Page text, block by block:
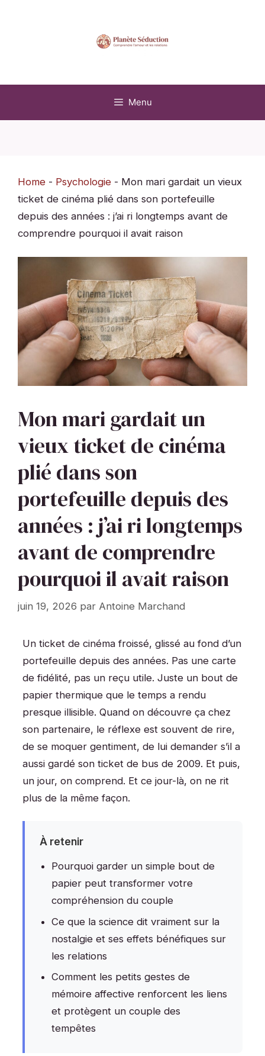
Menu
Home - Psychologie - Mon mari gardait un vieux
ticket de cinéma plié dans son portefeuille
depuis des années : j’ai ri longtemps avant de
comprendre pourquoi il avait raison
Mon mari gardait un
vieux ticket de cinéma
plié dans son
portefeuille depuis des
années : j’ai ri longtemps
avant de comprendre
pourquoi il avait raison
juin 19, 2026 par Antoine Marchand
Un ticket de cinéma froissé, glissé au fond d’un
portefeuille depuis des années. Pas une carte
de fidélité, pas un reçu utile. Juste un bout de
papier thermique que le temps a rendu
presque illisible. Quand on découvre ça chez
son partenaire, le réflexe est souvent de rire,
de se moquer gentiment, de lui demander s’il a
aussi gardé son ticket de bus de 2009. Et puis,
un jour, on comprend. Et ce jour-là, on ne rit
plus de la même façon.
À retenir
Pourquoi garder un simple bout de
papier peut transformer votre
compréhension du couple
Ce que la science dit vraiment sur la
nostalgie et ses effets bénéfiques sur
les relations
Comment les petits gestes de
mémoire affective renforcent les liens
et protègent un couple des
tempêtes